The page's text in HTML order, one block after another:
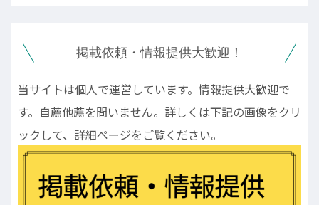
掲載依頼・情報提供大歓迎！
当サイトは個人で運営しています。情報提供大歓迎で
す。自薦他薦を問いません。詳しくは下記の画像をクリ
ックして、詳細ページをご覧ください。